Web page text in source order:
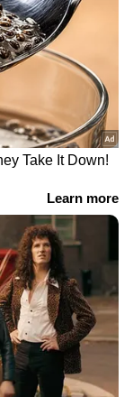
അറിയാൻ
സ്ഥലത്ത്.